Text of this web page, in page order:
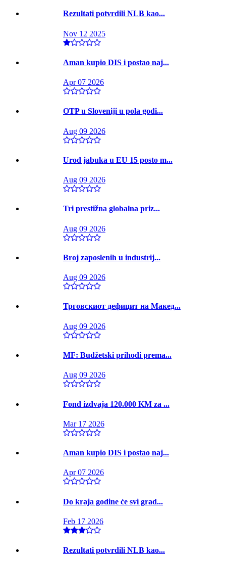
Rezultati potvrdili NLB kao...
Nov 12 2025
Aman kupio DIS i postao naj...
Apr 07 2026
OTP u Sloveniji u pola godi...
Aug 09 2026
Urod jabuka u EU 15 posto m...
Aug 09 2026
Tri prestižna globalna priz...
Aug 09 2026
Broj zaposlenih u industrij...
Aug 09 2026
Трговскиот дефицит на Макед...
Aug 09 2026
MF: Budžetski prihodi prema...
Aug 09 2026
Fond izdvaja 120.000 KM za ...
Mar 17 2026
Aman kupio DIS i postao naj...
Apr 07 2026
Do kraja godine će svi grad...
Feb 17 2026
Rezultati potvrdili NLB kao...